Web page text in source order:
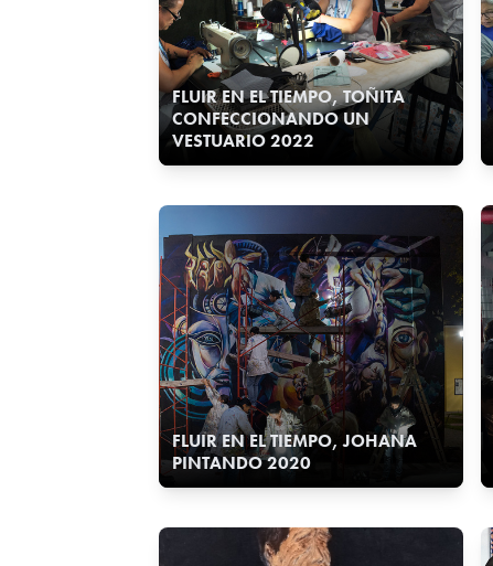
FLUIR EN EL TIEMPO, TOÑITA
CONFECCIONANDO UN
VESTUARIO 2022
FLUIR EN EL TIEMPO, JOHANA
PINTANDO 2020